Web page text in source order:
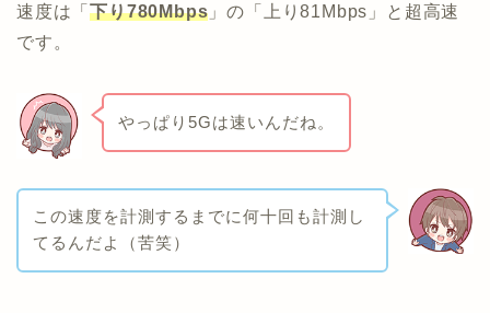
速度は「下り780Mbps 」の「上り81Mbps」と超高速
です。
やっぱり5Gは速いんだね。
この速度を計測するまでに何十回も計測し
てるんだよ（苦笑）